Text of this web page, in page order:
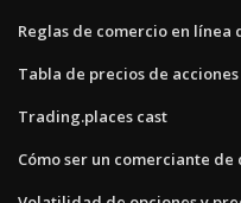
Reglas de comercio en línea
Tabla de precios de
Trading.places cast
Cómo ser un comerciante